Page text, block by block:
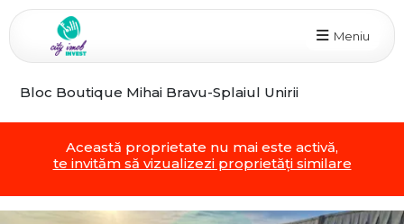
Meniu
Bloc Boutique Mihai Bravu-Splaiul Unirii
Această proprietate nu mai este activă,
te invităm să vizualizezi proprietăți similare